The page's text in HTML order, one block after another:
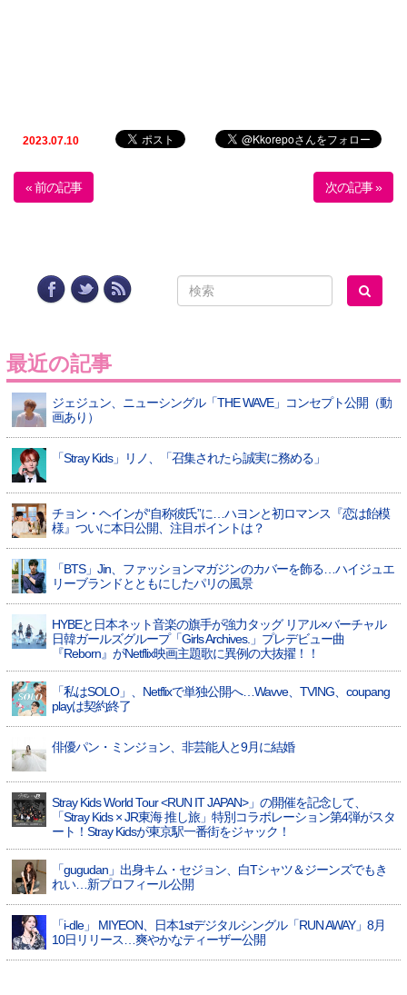
2023.07.10
« 前の記事 次の記事 »
最近の記事
ジェジュン、ニューシングル「THE WAVE」コンセプト公開（動
画あり）
「Stray Kids」リノ、「召集されたら誠実に務める」
チョン・ヘインが“自称彼氏”に…ハヨンと初ロマンス『恋は飴模
様』ついに本日公開、注目ポイントは？
「BTS」Jin、ファッションマガジンのカバーを飾る…ハイジュエ
リーブランドとともにしたパリの風景
HYBEと日本ネット音楽の旗手が強力タッグ リアル×バーチャル
日韓ガールズグループ「Girls Archives.」プレデビュー曲
『Reborn』がNetflix映画主題歌に異例の大抜擢！！
「私はSOLO」、Netflixで単独公開へ…Wavve、TVING、coupang
playは契約終了
俳優パン・ミンジョン、非芸能人と9月に結婚
Stray Kids World Tour <RUN IT JAPAN>」の開催を記念して、
「Stray Kids × JR東海 推し旅」特別コラボレーション第4弾がスタ
ート！Stray Kidsが東京駅一番街をジャック！
「gugudan」出身キム・セジョン、白Tシャツ＆ジーンズでもき
れい…新プロフィール公開
「i-dle」 MIYEON、日本1stデジタルシングル「RUN AWAY」8月
10日リリース…爽やかなティーザー公開